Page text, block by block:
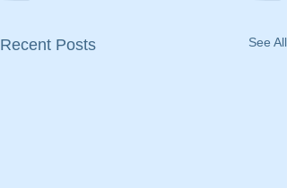
Recent Posts See All